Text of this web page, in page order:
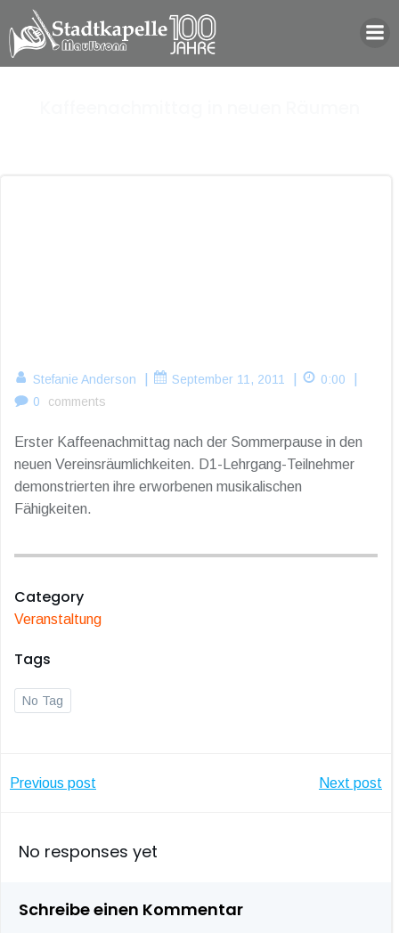
Inhalt
springen
Stefanie Anderson September 11, 2011 0:00
0 comments
Erster Kaffeenachmittag nach der Sommerpause in den
neuen Vereinsräumlichkeiten. D1-Lehrgang-Teilnehmer
demonstrierten ihre erworbenen musikalischen
Fähigkeiten.
Category
Veranstaltung
Tags
No Tag
Post
navigation
Previous post Next post
No responses yet
Schreibe einen Kommentar